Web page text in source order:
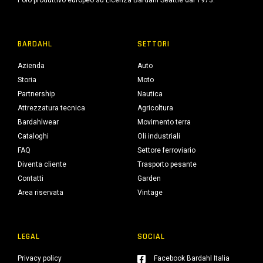
BARDAHL
Azienda
Storia
Partnership
Attrezzatura tecnica
Bardahlwear
Cataloghi
FAQ
Diventa cliente
Contatti
Area riservata
SETTORI
Auto
Moto
Nautica
Agricoltura
Movimento terra
Oli industriali
Settore ferroviario
Trasporto pesante
Garden
Vintage
LEGAL
Privacy policy
SOCIAL
Facebook Bardahl Italia